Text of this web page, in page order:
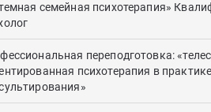
семейная психотерапия»
переподготовка:
психотерапия в практике